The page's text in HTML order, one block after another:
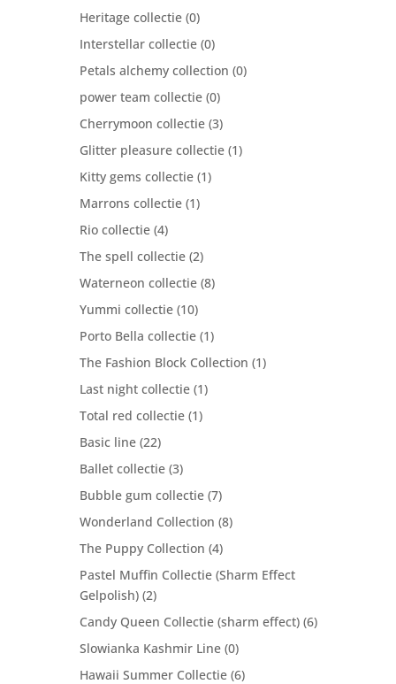
Heritage collectie (0)
Interstellar collectie (0)
Petals alchemy collection (0)
power team collectie (0)
Cherrymoon collectie (3)
Glitter pleasure collectie (1)
Kitty gems collectie (1)
Marrons collectie (1)
Rio collectie (4)
The spell collectie (2)
Waterneon collectie (8)
Yummi collectie (10)
Porto Bella collectie (1)
The Fashion Block Collection (1)
Last night collectie (1)
Total red collectie (1)
Basic line (22)
Ballet collectie (3)
Bubble gum collectie (7)
Wonderland Collection (8)
The Puppy Collection (4)
Pastel Muffin Collectie (Sharm Effect
Gelpolish) (2)
Candy Queen Collectie (sharm effect) (6)
Slowianka Kashmir Line (0)
Hawaii Summer Collectie (6)